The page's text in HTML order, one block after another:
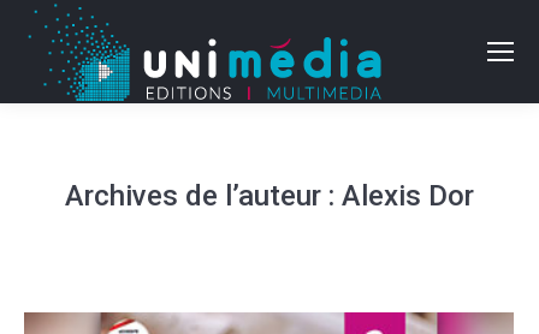
Archives de l’auteur : Alexis Dor